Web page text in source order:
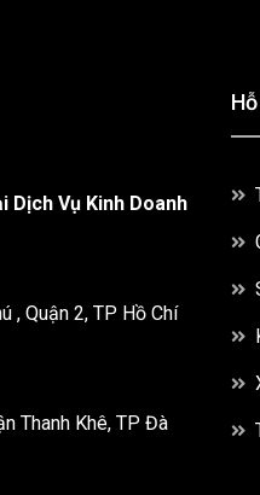
Dịch Vụ Kinh Doanh
, Quận 2, TP Hồ Chí
Thanh Khê, TP Đà